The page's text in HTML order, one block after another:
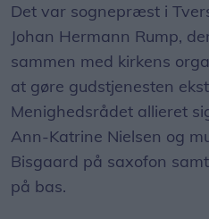
Det var sognepræst i
Johan Hermann Rump,
sammen med kirkens
at gøre gudstjenesten
Menighedsrådet allieret
Ann-Katrine Nielsen og
Bisgaard på saxofon
på bas.